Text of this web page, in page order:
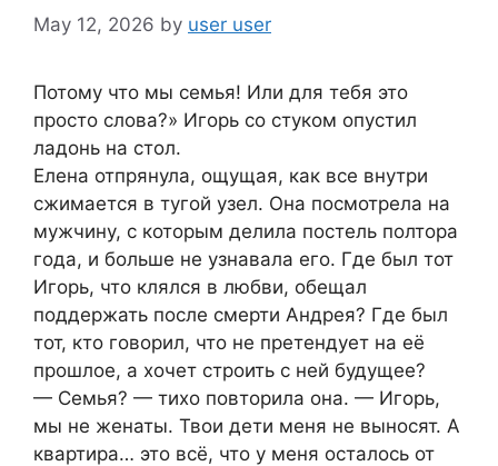
May 12, 2026 by user user
Потому что мы семья! Или для тебя это
просто слова?» Игорь со стуком опустил
ладонь на стол.
Елена отпрянула, ощущая, как все внутри
сжимается в тугой узел. Она посмотрела на
мужчину, с которым делила постель полтора
года, и больше не узнавала его. Где был тот
Игорь, что клялся в любви, обещал
поддержать после смерти Андрея? Где был
тот, кто говорил, что не претендует на её
прошлое, а хочет строить с ней будущее?
— Семья? — тихо повторила она. — Игорь,
мы не женаты. Твои дети меня не выносят. А
квартира… это всё, что у меня осталось от